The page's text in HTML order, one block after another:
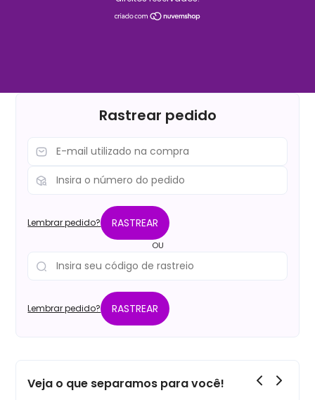
Rastrear pedido
Lembrar pedido? RASTREAR
OU
Lembrar pedido? RASTREAR
Veja o que separamos para você!